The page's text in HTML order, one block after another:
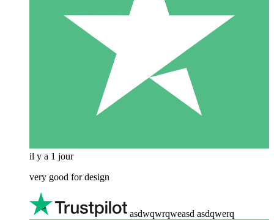
il y a 1 jour
very good for design
asdwqwrqweasd asdqwerq